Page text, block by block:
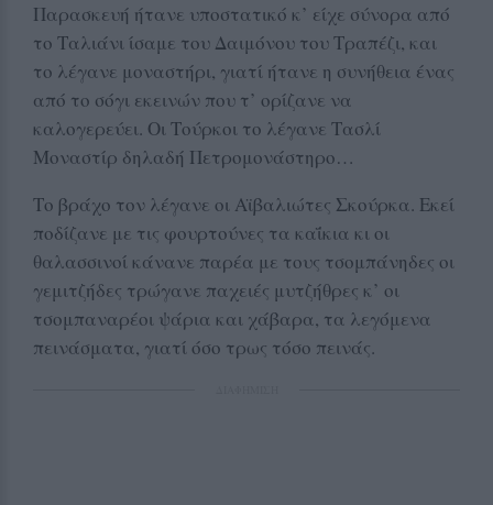
Παρασκευή ήτανε υποστατικό κ’ είχε σύνορα από
το Ταλιάνι ίσαμε του Δαιμόνου του Τραπέζι, και
το λέγανε μοναστήρι, γιατί ήτανε η συνήθεια ένας
από το σόγι εκεινών που τ’ ορίζανε να
καλογερεύει. Οι Τούρκοι το λέγανε Τασλί
Μοναστίρ δηλαδή Πετρομονάστηρο…
Το βράχο τον λέγανε οι Αϊβαλιώτες Σκούρκα. Εκεί
ποδίζανε με τις φουρτούνες τα καΐκια κι οι
θαλασσινοί κάνανε παρέα με τους τσομπάνηδες οι
γεμιτζήδες τρώγανε παχειές μυτζήθρες κ’ οι
τσομπαναρέοι ψάρια και χάβαρα, τα λεγόμενα
πεινάσματα, γιατί όσο τρως τόσο πεινάς.